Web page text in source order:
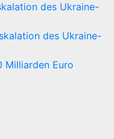
des Ukraine-
des Ukraine-
Milliarden Euro